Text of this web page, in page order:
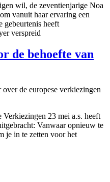
wil, de zeventienjarige Noa
vanuit haar ervaring een
gebeurtenis heeft
verspreid
de behoefte van
de europese verkiezingen
23 mei a.s. heeft
Vanwaar opnieuw te
je in te zetten voor het